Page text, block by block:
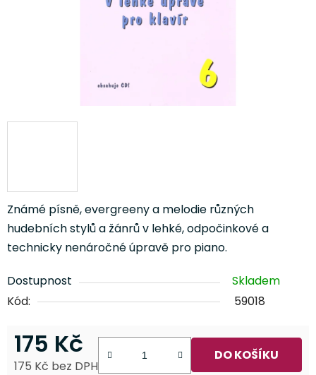
Známé písně, evergreeny a melodie různých
hudebních stylů a žánrů v lehké, odpočinkové a
technicky nenáročné úpravě pro piano.
Dostupnost
Skladem
Kód:
59018
175 Kč
175 Kč bez DPH
DO KOŠÍKU